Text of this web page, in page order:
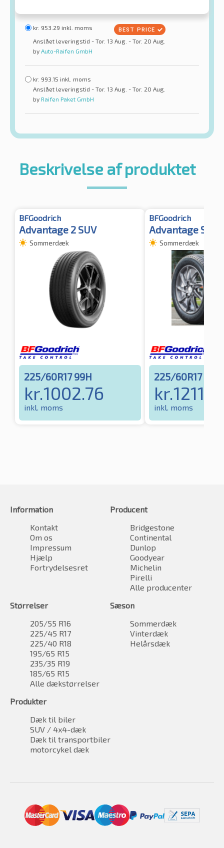
kr. 953.29 inkl. moms
Anslået leveringstid - Tor. 13 Aug. - Tor. 20 Aug.
by Auto-Raifen GmbH
kr. 993.15 inkl. moms
Anslået leveringstid - Tor. 13 Aug. - Tor. 20 Aug.
by Raifen Paket GmbH
Beskrivelse af produktet
BFGoodrich
Advantage 2 SUV
Sommerdæk
225/60R17 99H
kr.1002.76
inkl. moms
BFGoodrich
Advantage SUV
Sommerdæk
225/60R17 99H
kr.
inkl. moms
Information
Kontakt
Om os
Impressum
Hjælp
Fortrydelsesret
Producent
Bridgestone
Continental
Dunlop
Goodyear
Michelin
Pirelli
Alle producenter
Størrelser
205/55 R16
225/45 R17
225/40 R18
195/65 R15
235/35 R19
185/65 R15
Alle dækstørrelser
Sæson
Sommerdæk
Vinterdæk
Helårsdæk
Produkter
Dæk til biler
SUV / 4x4-dæk
Dæk til transportbiler
motorcykel dæk